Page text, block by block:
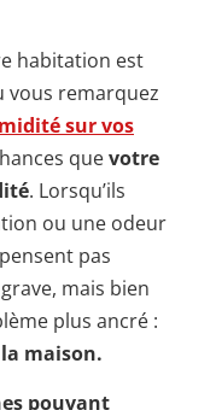
habitation est
vous remarquez
sur vos
quevotre
. Lorsqu’ils
ou une odeur
pas
mais bien
plus ancré :
maison.
pouvant